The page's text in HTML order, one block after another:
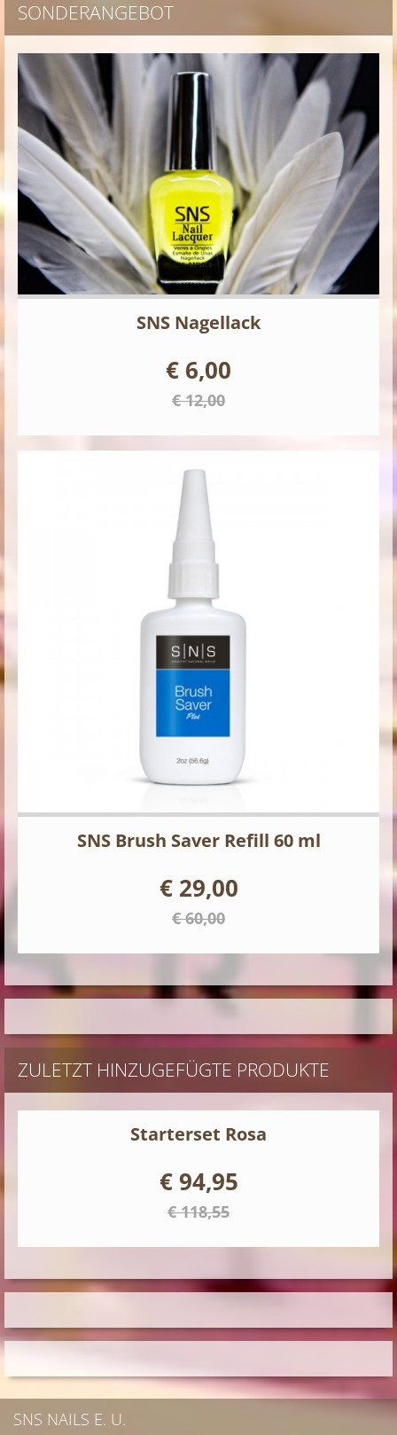
SONDERANGEBOT
SNS Nagellack
€ 6,00
€ 12,00
SNS Brush Saver Refill 60 ml
€ 29,00
€ 60,00
ZULETZT HINZUGEFÜGTE PRODUKTE
Starterset Rosa
€ 94,95
€ 118,55
SNS NAILS E. U.